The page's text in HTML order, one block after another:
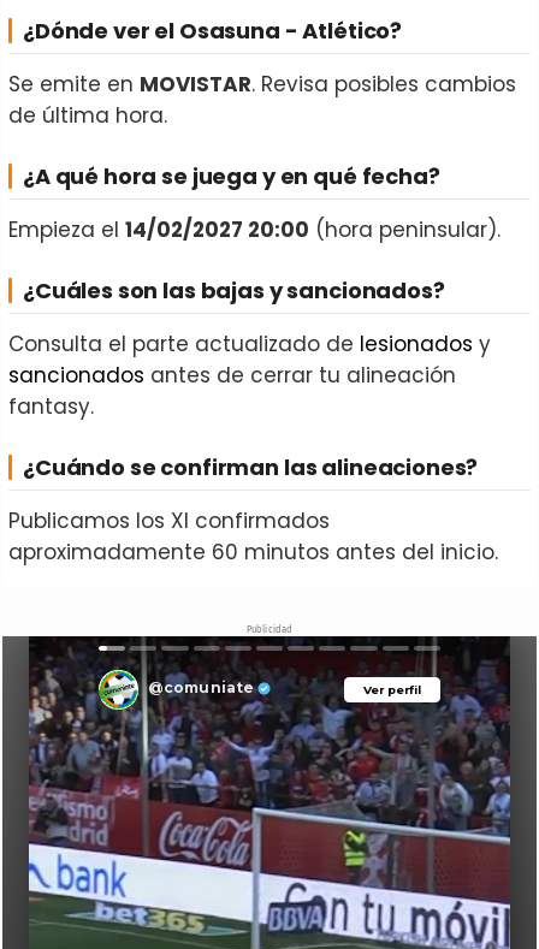
¿Dónde ver el Osasuna - Atlético?
Se emite en MOVISTAR. Revisa posibles cambios
de última hora.
¿A qué hora se juega y en qué fecha?
Empieza el 14/02/2027 20:00 (hora peninsular).
¿Cuáles son las bajas y sancionados?
Consulta el parte actualizado de lesionados y
sancionados antes de cerrar tu alineación
fantasy.
¿Cuándo se confirman las alineaciones?
Publicamos los XI confirmados
aproximadamente 60 minutos antes del inicio.
Publicidad
Ver perfil
@comuniate Ver perfil